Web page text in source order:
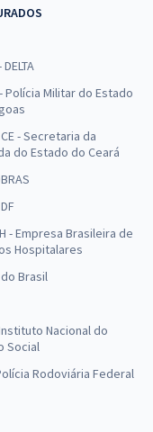
Polícia Militar do Estado
CE - Secretaria da
do Estado do Ceará
- Empresa Brasileira de
Hospitalares
Brasil
Nacional do
Social
Rodoviária Federal